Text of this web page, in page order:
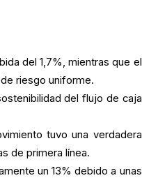
del 1,7%, mientras que el
riesgo uniforme.
del flujo de caja
tuvo una verdadera
de primera línea.
un 13% debido a unas